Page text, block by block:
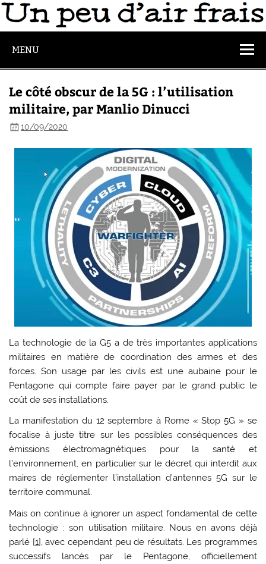
MENU
Le côté obscur de la 5G : l’utilisation
militaire, par Manlio Dinucci
10/09/2020
La technologie de la G5 a de très importantes applications
militaires en matière de coordination des armes et des
forces. Son usage par les civils est une aubaine pour le
Pentagone qui compte faire payer par le grand public le
coût de ses installations.
La manifestation du 12 septembre à Rome « Stop 5G » se
focalise à juste titre sur les possibles conséquences des
émissions électromagnétiques pour la santé et
l’environnement, en particulier sur le décret qui interdit aux
maires de réglementer l’installation d’antennes 5G sur le
territoire communal.
Mais on continue à ignorer un aspect fondamental de cette
technologie : son utilisation militaire. Nous en avons déjà
parlé [1], avec cependant peu de résultats. Les programmes
successifs lancés par le Pentagone, officiellement